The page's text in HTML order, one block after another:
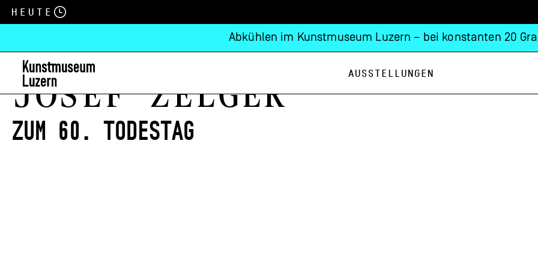
Heute
Abkühlen im Kunstmuseum Luzern – bei konstanten 20
Ausstellungen
Josef Zelger
Zum 60. Todestag